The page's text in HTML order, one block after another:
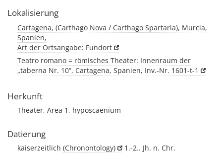
Lokalisierung
Cartagena, (Carthago Nova / Carthago Spartaria), Murcia,
Spanien,
Art der Ortsangabe: Fundort
Teatro romano = römisches Theater: Innenraum der
„taberna Nr. 10“, Cartagena, Spanien, Inv.-Nr. 1601-t-1
Herkunft
Theater, Area 1, hyposcaenium
Datierung
kaiserzeitlich (Chronontology) 1.-2.. Jh. n. Chr.